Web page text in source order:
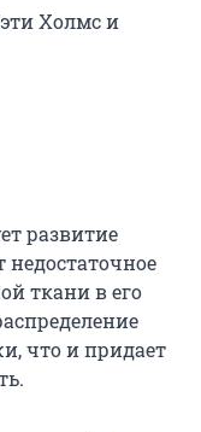
Холмс и
развитие
недостаточное
ткани в его
что и придает